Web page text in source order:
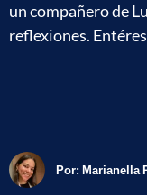
un compañero de
reflexiones.
Por: Marianella